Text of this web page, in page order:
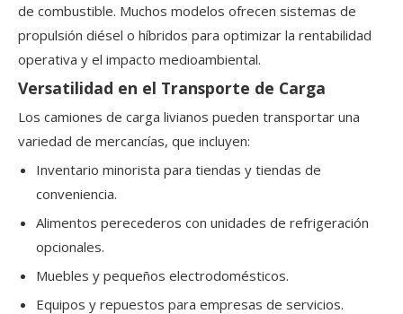
de combustible. Muchos modelos ofrecen sistemas de
propulsión diésel o híbridos para optimizar la rentabilidad
operativa y el impacto medioambiental.
Versatilidad en el Transporte de Carga
Los camiones de carga livianos pueden transportar una
variedad de mercancías, que incluyen:
Inventario minorista para tiendas y tiendas de
conveniencia.
Alimentos perecederos con unidades de refrigeración
opcionales.
Muebles y pequeños electrodomésticos.
Equipos y repuestos para empresas de servicios.